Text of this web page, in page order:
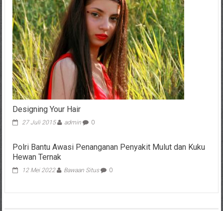
Designing Your Hair
27 Juli 2015 admin 0
Polri Bantu Awasi Penanganan Penyakit Mulut dan Kuku
Hewan Ternak
12 Mei 2022 Bawaan Situs 0